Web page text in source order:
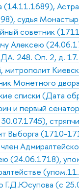
судья
советник
Алексею
248. Оп. 2, д.
Монетного
списки (Дата
и первый
(1710-
(24.06.1718),
Г.Д.Юсупова (с